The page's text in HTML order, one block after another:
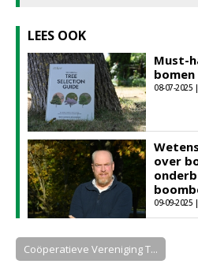
LEES OOK
Must-
08-07-2025 |
over
09-09-2025 |
Coöperatieve Vereniging T...